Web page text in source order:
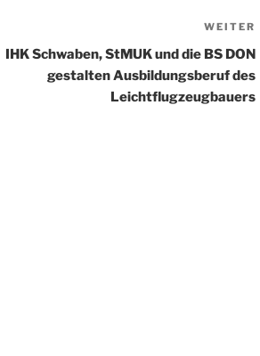
WEITER
IHK Schwaben, StMUK und die BS DON
gestalten Ausbildungsberuf des
Leichtflugzeugbauers